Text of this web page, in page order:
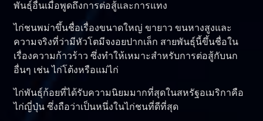
พันธุ์อื่นเมื่อพูดถึงการต่อสู้และการแทง
ไก่ชนพม่าขึ้นชื่อเรื่องขนาดใหญ่ ขายาว ขนหางสูงและ
ความจริงที่ว่ามีหัวโตมีจงอยปากเล็ก สายพันธุ์นี้ขึ้นชื่อใน
เรื่องความก้าวร้าว ซึ่งทำให้เหมาะสำหรับการต่อสู้กับนก
อื่นๆ เช่น ไก่โต้งหรือแม่ไก่
ไก่พันธุ์ก้อยที่ได้รับความนิยมมากที่สุดในสหรัฐอเมริกาคือ
ไก่ญี่ปุ่น ซึ่งถือว่าเป็นหนึ่งในไก่ชนที่ดีที่สุด